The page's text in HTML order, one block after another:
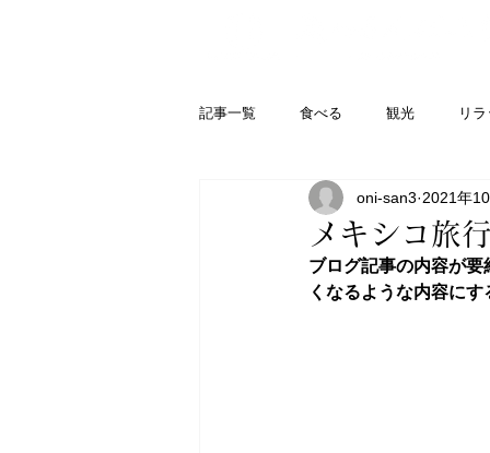
記事一覧 食べる 観光 リ
メキシコ旅
oni-san3 2021年
ブログ記事の内容が
くなるような内容に